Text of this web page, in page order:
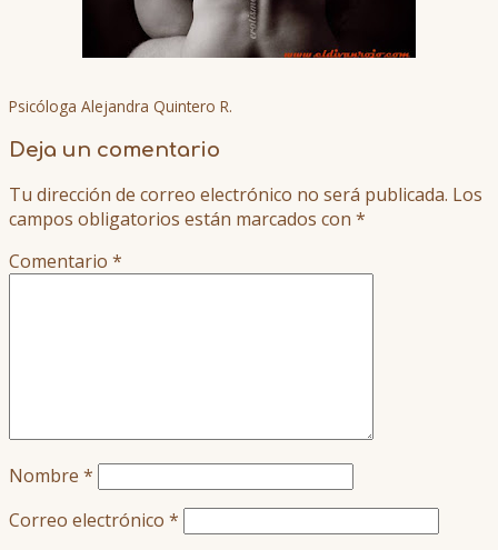
Psicóloga Alejandra Quintero R.
Deja un comentario
Tu dirección de correo electrónico no será publicada. Los
campos obligatorios están marcados con *
Comentario *
Nombre *
Correo electrónico *